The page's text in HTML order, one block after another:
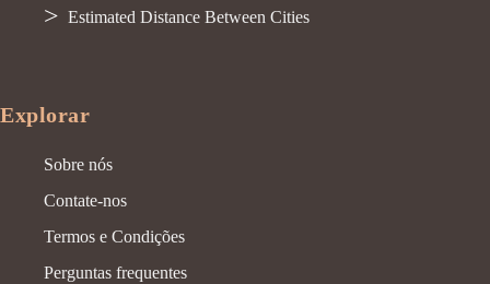
Estimated Distance Between Cities
Explorar
Sobre nós
Contate-nos
Termos e Condições
Perguntas frequentes